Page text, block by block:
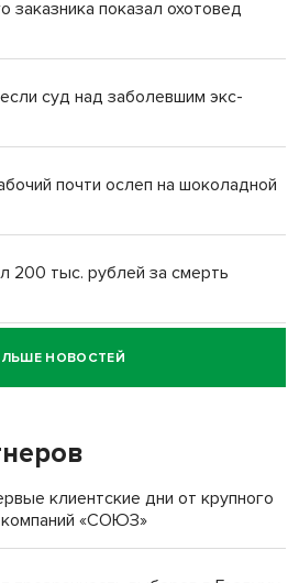
заказника показал охотовед
суд над заболевшим экс-
почти ослеп на шоколадной
200 тыс. рублей за смерть
водителя за смерть
в новосибирском селе лошади
НОВОСТЕЙ
клиентские дни от крупного
«СОЮЗ»